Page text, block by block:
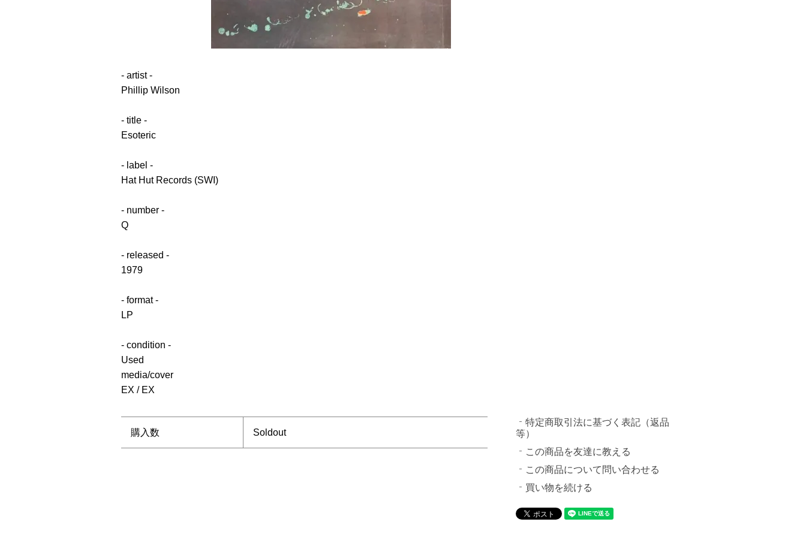
- artist -
Phillip Wilson
- title -
Esoteric
- label -
Hat Hut Records (SWI)
- number -
Q
- released -
1979
- format -
LP
- condition -
Used
media/cover
EX / EX
購入数 Soldout
特定商取引法に基づく表記（返品
等）
この商品を友達に教える
この商品について問い合わせる
買い物を続ける